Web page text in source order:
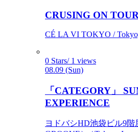
CRUSING ON
CÉ LA VI TOKYO /
0 Stars/ 1 views
08.09 (Sun)
「CATEGORY」
EXPERIENCE
ヨドバシHD池袋ビル9階